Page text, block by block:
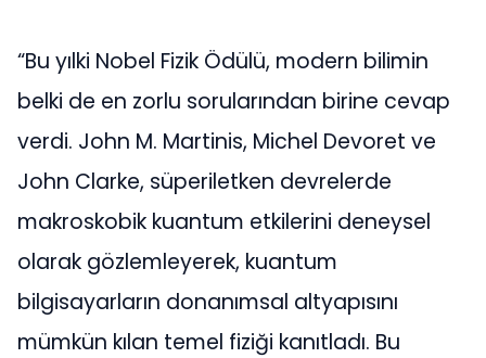
“Bu yılki Nobel Fizik Ödülü, modern bilimin
belki de en zorlu sorularından birine cevap
verdi. John M. Martinis, Michel Devoret ve
John Clarke, süperiletken devrelerde
makroskobik kuantum etkilerini deneysel
olarak gözlemleyerek, kuantum
bilgisayarların donanımsal altyapısını
mümkün kılan temel fiziği kanıtladı. Bu